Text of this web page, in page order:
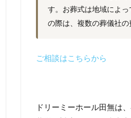
す。お葬式は地域によ
の際は、複数の葬儀社の
ご相談はこちらから
ドリーミーホール田無は